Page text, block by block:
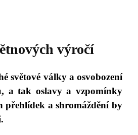
výročí
světové války a osvobození
a tak oslavy a vzpomínky
přehlídek a shromáždění by